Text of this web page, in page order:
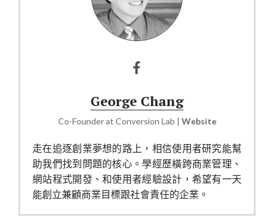
George Chang
Co-Founder at Conversion Lab | Website
走在追逐創業夢想的路上，相信使用者研究能幫
助我們找到問題的核心。學經歷橫跨商業管理、
網站程式開發、和使用者經驗設計，希望有一天
能創立兼顧商業目標跟社會責任的企業。